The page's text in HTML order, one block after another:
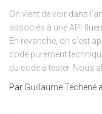
On vient de voir dans
associés à une API
En revanche, on s’est
code purement
du code à tester. Nous
Par Guillaume Téchené